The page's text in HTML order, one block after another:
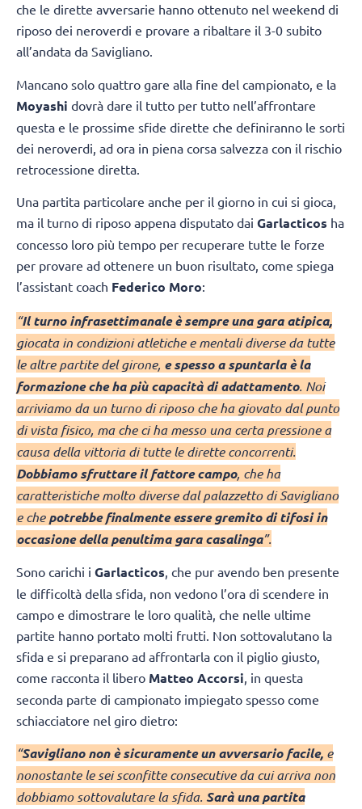
che le dirette avversarie hanno ottenuto nel weekend di
riposo dei neroverdi e provare a ribaltare il 3-0 subito
all’andata da Savigliano.
Mancano solo quattro gare alla fine del campionato, e la
Moyashi dovrà dare il tutto per tutto nell’affrontare
questa e le prossime sfide dirette che definiranno le sorti
dei neroverdi, ad ora in piena corsa salvezza con il rischio
retrocessione diretta.
Una partita particolare anche per il giorno in cui si gioca,
ma il turno di riposo appena disputato dai Garlacticos ha
concesso loro più tempo per recuperare tutte le forze
per provare ad ottenere un buon risultato, come spiega
l’assistant coach Federico Moro:
“Il turno infrasettimanale è sempre una gara atipica,
giocata in condizioni atletiche e mentali diverse da tutte
le altre partite del girone, e spesso a spuntarla è la
formazione che ha più capacità di adattamento. Noi
arriviamo da un turno di riposo che ha giovato dal punto
di vista fisico, ma che ci ha messo una certa pressione a
causa della vittoria di tutte le dirette concorrenti.
Dobbiamo sfruttare il fattore campo, che ha
caratteristiche molto diverse dal palazzetto di Savigliano
e chepotrebbe finalmente essere gremito di tifosi in
occasione della penultima gara casalinga”.
Sono carichi i Garlacticos , che pur avendo ben presente
le difficoltà della sfida, non vedono l’ora di scendere in
campo e dimostrare le loro qualità, che nelle ultime
partite hanno portato molti frutti. Non sottovalutano la
sfida e si preparano ad affrontarla con il piglio giusto,
come racconta il libero Matteo Accorsi , in questa
seconda parte di campionato impiegato spesso come
schiacciatore nel giro dietro:
“Savigliano non è sicuramente un avversario facile, e
nonostante le sei sconfitte consecutive da cui arriva non
dobbiamo sottovalutare la sfida. Sarà una partita